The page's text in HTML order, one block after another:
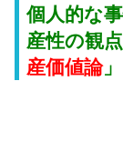
個人的な
産性の観
産価値論」